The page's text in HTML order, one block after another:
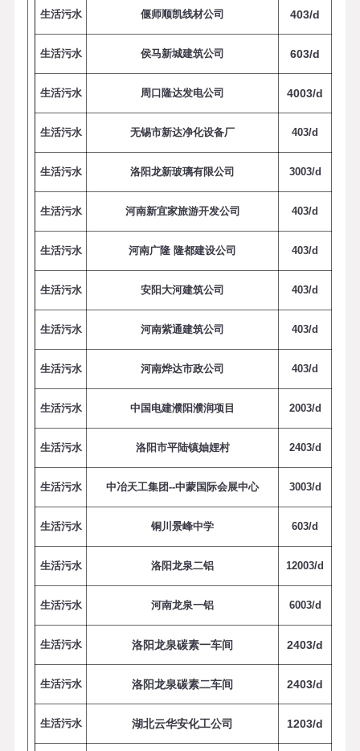
生活污水 偃师顺凯线材公司 403/d
生活污水 侯马新城建筑公司 603/d
生活污水 周口隆达发电公司 4003/d
生活污水 无锡市新达净化设备厂 403/d
生活污水 洛阳龙新玻璃有限公司 3003/d
生活污水 河南新宜家旅游开发公司 403/d
生活污水 河南广隆 隆都建设公司 403/d
生活污水 安阳大河建筑公司 403/d
生活污水 河南紫通建筑公司 403/d
生活污水 河南烨达市政公司 403/d
生活污水 中国电建濮阳濮润项目 2003/d
生活污水 洛阳市平陆镇妯娌村 2403/d
生活污水 中冶天工集团--中蒙国际会展中心 3003/d
生活污水 铜川景峰中学 603/d
生活污水 洛阳龙泉二铝 12003/d
生活污水 河南龙泉一铝 6003/d
生活污水 洛阳龙泉碳素一车间 2403/d
生活污水 洛阳龙泉碳素二车间 2403/d
生活污水 湖北云华安化工公司 1203/d